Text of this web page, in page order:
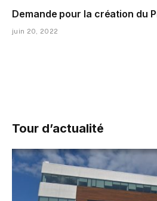
Demande pour la création du
juin 20, 2022
Tour d’actualité